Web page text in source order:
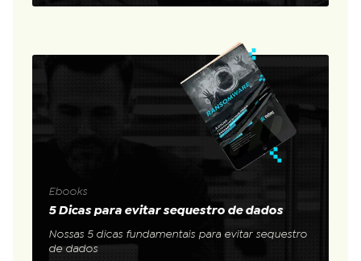
Ebooks
5 Dicas para evitar sequestro de dados
Nossas 5 dicas fundamentais para evitar sequestro
de dados